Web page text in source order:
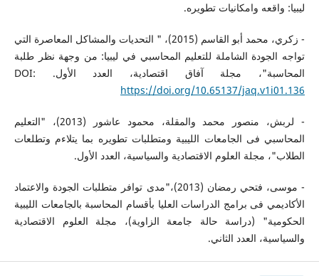
ليبيا: واقعه وامكانيات تطويره.
- زكري، محمد أبو القاسم (2015)، " التحديات والمشاكل المعاصرة التي
تواجه الجودة الشاملة للتعليم المحاسبي في ليبيا: من وجهة نظر طلبة
المحاسبة"، مجلة آفاق اقتصادية، العدد الأول. DOI:
https://doi.org/10.65137/jaq.v1i01.136
- لربش، منصور محمد والمقلة، محمود عاشور (2013)، "التعليم
المحاسبي فى الجامعات الليبية ومتطلبات تطويره بما يتلاءم وتطلعات
الطلاب"، مجلة العلوم الاقتصادية والسياسية، العدد الأول.
- موسى، فتحي رمضان (2013)،"مدى توافر متطلبات الجودة والاعتماد
الأكاديمي فى برامج الدراسات العليا بأقسام المحاسبة بالجامعات الليبية
الحكومية" (دراسة حالة جامعة الزاوية)، مجلة العلوم الاقتصادية
والسياسية، العدد الثاني.